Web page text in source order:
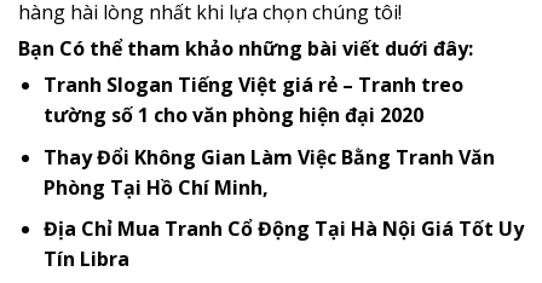
hàng hài lòng nhất khi lựa chọn chúng tôi!
Bạn Có thể tham khảo những bài viết duới đây:
Tranh Slogan Tiếng Việt giá rẻ – Tranh treo
tường số 1 cho văn phòng hiện đại 2020
Thay Đổi Không Gian Làm Việc Bằng Tranh Văn
Phòng Tại Hồ Chí Minh,
Địa Chỉ Mua Tranh Cổ Động Tại Hà Nội Giá Tốt Uy
Tín Libra